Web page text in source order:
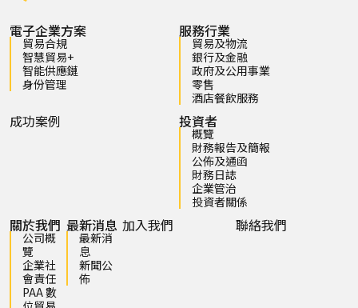
電子企業方案
貿易合規
智慧貿易+
智能供應鏈
身份管理
服務行業
貿易及物流
銀行及金融
政府及公用事業
零售
酒店餐飲服務
成功案例 投資者
概覽
財務報告及簡報
公佈及通函
財務日誌
企業管治
投資者關係
關於我們
公司概
覽
企業社
會責任
PAA 數
最新消息
最新消
息
新聞公
佈
加入我們 聯絡我們